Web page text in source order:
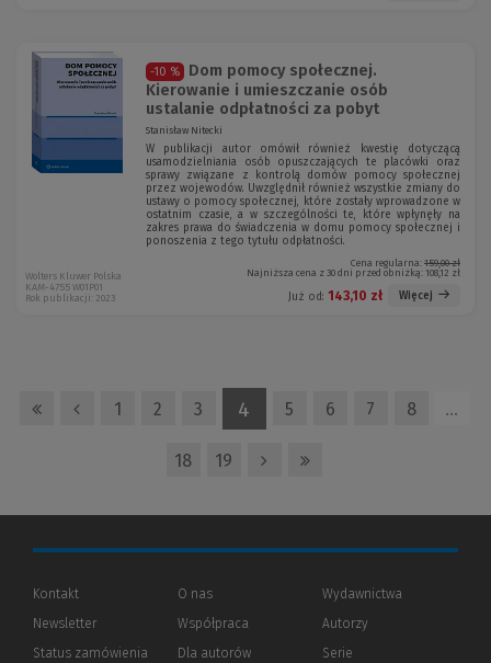
-10 %
Dom pomocy społecznej.
Kierowanie i umieszczanie osób
ustalanie odpłatności za pobyt
Stanisław Nitecki
W publikacji autor omówił również kwestię dotyczącą
usamodzielniania osób opuszczających te placówki oraz
sprawy związane z kontrolą domów pomocy społecznej
przez wojewodów. Uwzględnił również wszystkie zmiany do
ustawy o pomocy społecznej, które zostały wprowadzone w
ostatnim czasie, a w szczególności te, które wpłynęły na
zakres prawa do świadczenia w domu pomocy społecznej i
ponoszenia z tego tytułu odpłatności.
Cena regularna: 159,00 zł
Najniższa cena z 30 dni przed obniżką: 108,12 zł
Już od: 143,10 zł Więcej
Wolters Kluwer Polska
KAM-4755 W01P01
Rok publikacji: 2023
1 2 3 4 5 6 7 8 …
18 19
Kontakt
Newsletter
Status zamówienia
O nas
Współpraca
Dla autorów(Nowe
(Link
Wydawnictwa
Autorzy
Serie